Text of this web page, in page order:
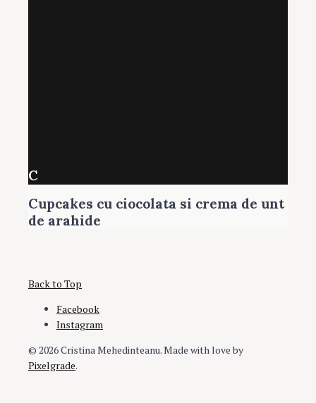
C
Cupcakes cu ciocolata si crema de unt
de arahide
Back to Top
Facebook
Instagram
© 2026 Cristina Mehedinteanu.Made with love by
Pixelgrade.